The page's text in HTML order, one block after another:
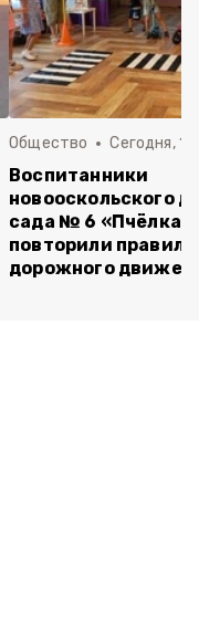
Общество Сегодня,
Воспитанники
новооскольского
сада № 6 «Пчёлка»
повторили правила
дорожного